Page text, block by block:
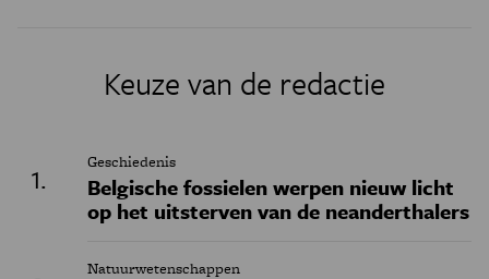
Keuze van de redactie
Geschiedenis
Belgische fossielen werpen nieuw licht
op het uitsterven van de neanderthalers
Natuurwetenschappen